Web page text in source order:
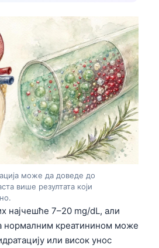
може да доведе до
више резултата који
најчешће 7–20 mg/dL, али
нормалним креатинином може
или висок унос